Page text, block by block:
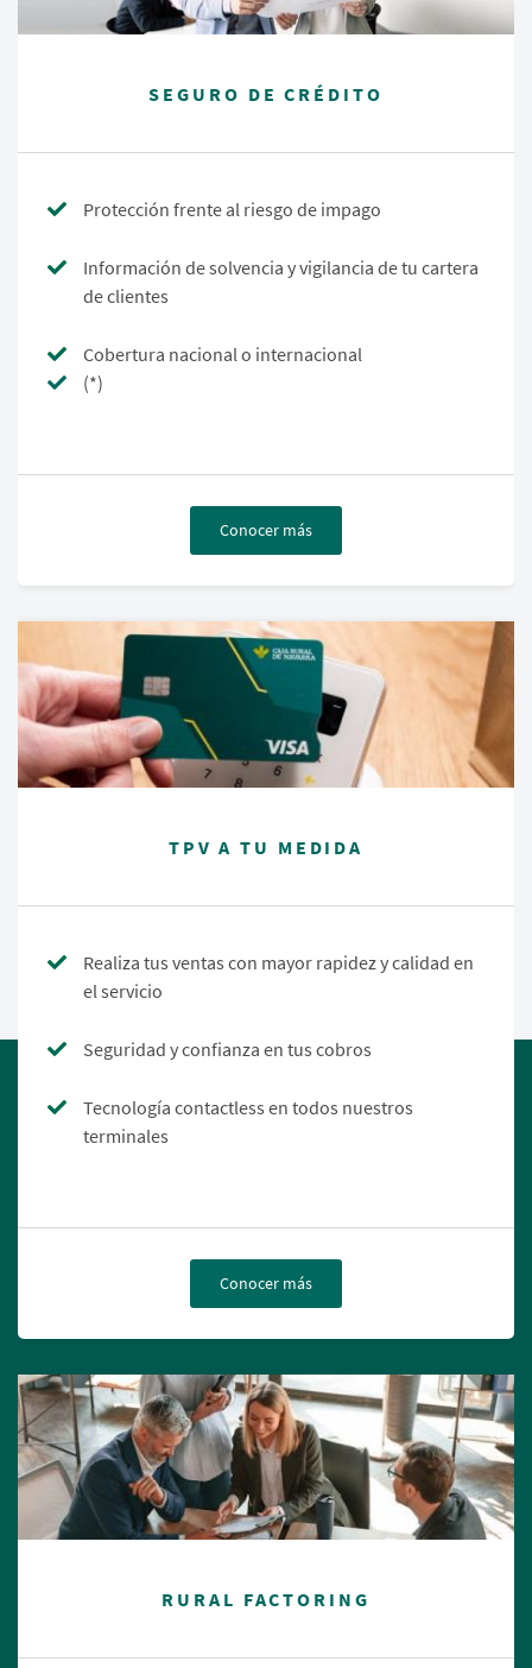
SEGURO DE CRÉDITO
Protección frente al riesgo de impago
Información de solvencia y vigilancia de tu cartera
de clientes
Cobertura nacional o internacional
(*)
Conocer más
TPV A TU MEDIDA
Realiza tus ventas con mayor rapidez y calidad en
el servicio
Seguridad y confianza en tus cobros
Tecnología contactless en todos nuestros
terminales
Conocer más
RURAL FACTORING